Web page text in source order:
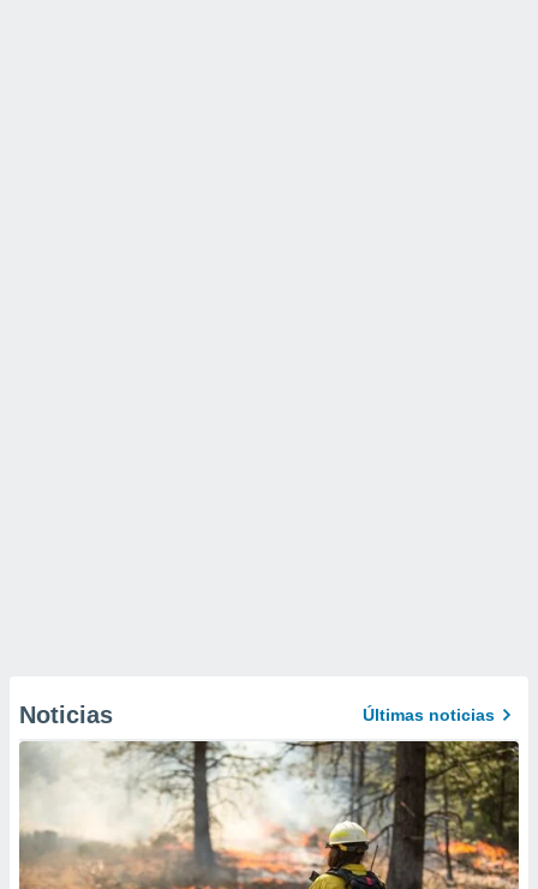
Noticias Últimas noticias